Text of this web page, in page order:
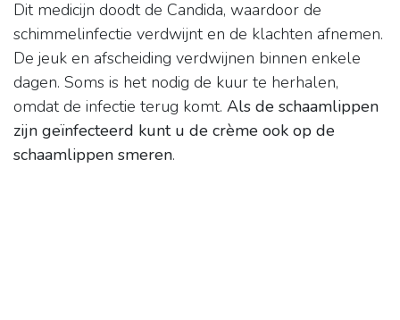
Dit medicijn doodt de Candida, waardoor de
schimmelinfectie verdwijnt en de klachten afnemen.
De jeuk en afscheiding verdwijnen binnen enkele
dagen. Soms is het nodig de kuur te herhalen,
omdat de infectie terug komt. Als de schaamlippen
zijn geïnfecteerd kunt u de crème ook op de
schaamlippen smeren.